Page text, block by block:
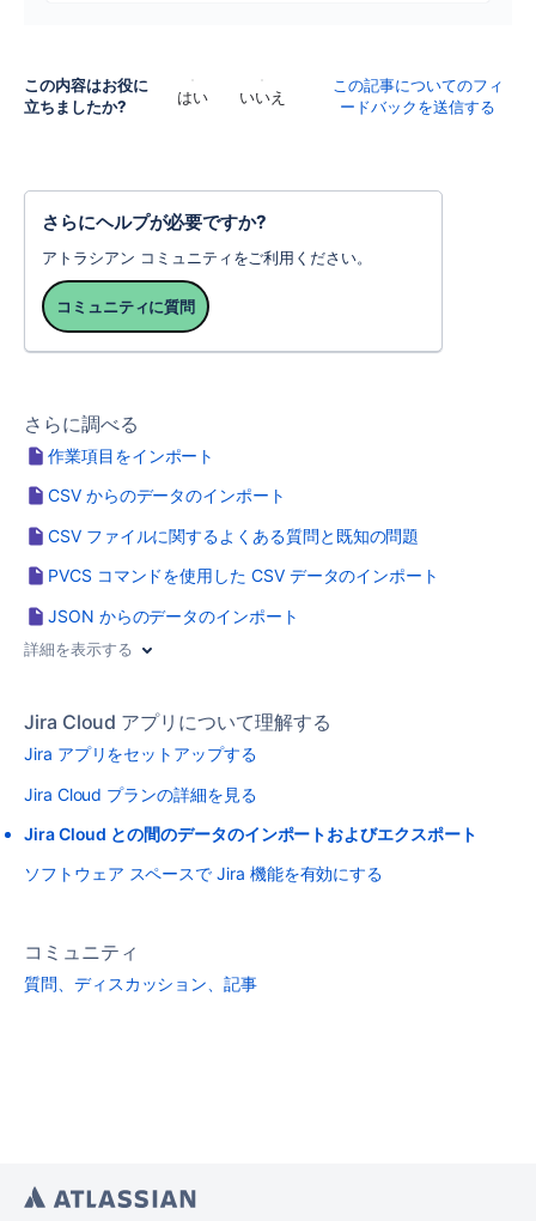
この内容はお役に
立ちましたか?
はい いいえ
この記事についてのフィ
ードバックを送信する
さらにヘルプが必要ですか?
アトラシアン コミュニティをご利用ください。
コミュニティに質問
さらに調べる
作業項目をインポート
CSV からのデータのインポート
CSV ファイルに関するよくある質問と既知の問題
PVCS コマンドを使用した CSV データのインポート
JSON からのデータのインポート
詳細を表示する
Jira Cloud アプリについて理解する
Jira アプリをセットアップする
Jira Cloud プランの詳細を見る
Jira Cloud との間のデータのインポートおよびエクスポート
ソフトウェア スペースで Jira 機能を有効にする
コミュニティ
質問、ディスカッション、記事